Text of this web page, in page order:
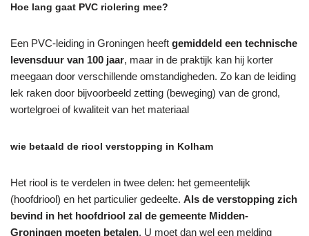
Hoe lang gaat PVC riolering mee?
Een PVC-leiding in Groningen heeft gemiddeld een technische
levensduur van 100 jaar, maar in de praktijk kan hij korter
meegaan door verschillende omstandigheden. Zo kan de leiding
lek raken door bijvoorbeeld zetting (beweging) van de grond,
wortelgroei of kwaliteit van het materiaal
wie betaald de riool verstopping in Kolham
Het riool is te verdelen in twee delen: het gemeentelijk
(hoofdriool) en het particulier gedeelte. Als de verstopping zich
bevind in het hoofdriool zal de gemeente Midden-
Groningen moeten betalen. U moet dan wel een melding